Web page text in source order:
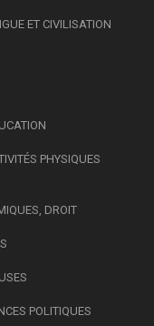
ET CIVILISATION
PHYSIQUES
DROIT
POLITIQUES